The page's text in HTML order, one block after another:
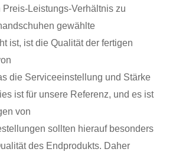
Leistungs-Verhältnis zu
gewählte
ist, ist die Qualität der fertigen
die Serviceeinstellung und Stärke
ist für unsere Referenz, und es ist
von
sollten hierauf besonders
des Endprodukts. Daher